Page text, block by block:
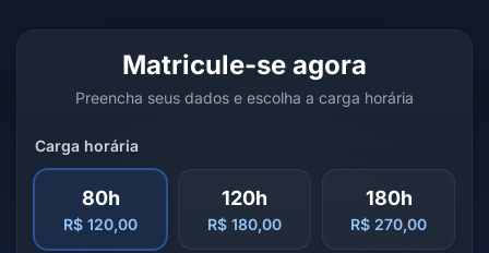
Matricule-se agora
Preencha seus dados e escolha a carga horária
Carga horária
80h
R$ 120,00
120h
R$ 180,00
180h
R$ 270,00